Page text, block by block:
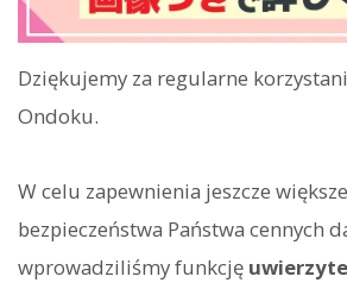
Dziękujemy za regularne
Ondoku.
W celu zapewnienia jeszcze
bezpieczeństwa Państwa cennych
wprowadziliśmy funkcję